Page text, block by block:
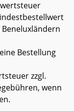
Bestellung
zzgl.
wenn